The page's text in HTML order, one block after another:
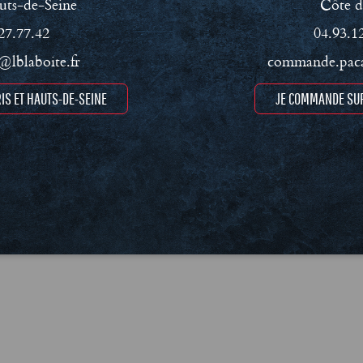
RSE Conditions Générales de Vente (CGV) Mentions
ET HAUTS-DE-SEINE JE COMMANDE